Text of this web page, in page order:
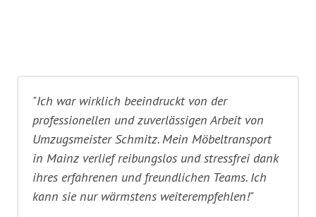
"Ich war wirklich beeindruckt von der
professionellen und zuverlässigen Arbeit von
Umzugsmeister Schmitz. Mein Möbeltransport
in Mainz verlief reibungslos und stressfrei dank
ihres erfahrenen und freundlichen Teams. Ich
kann sie nur wärmstens weiterempfehlen!"